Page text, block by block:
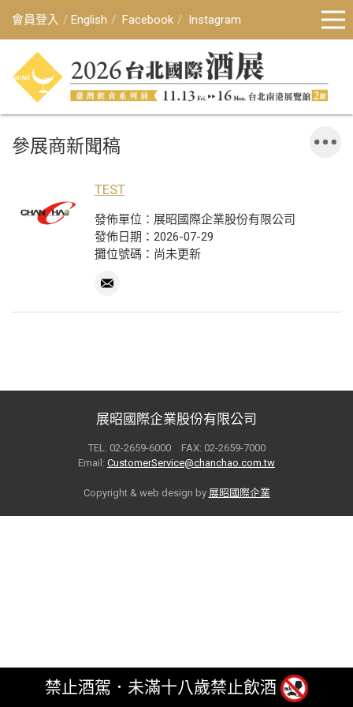
會員登入 English Facebook Instagram
參展商新聞稿
TEST
發佈單位：展昭國際企業股份有限公司
發佈日期：2026-07-29
攤位號碼：尚未更新
展昭國際企業股份有限公司
TEL: 02-2659-6000 FAX: 02-2659-7000
Email: CustomerService@chanchao.com.tw
Copyright & web design by 展昭國際企業
禁止酒駕．未滿十八歲禁止飲酒